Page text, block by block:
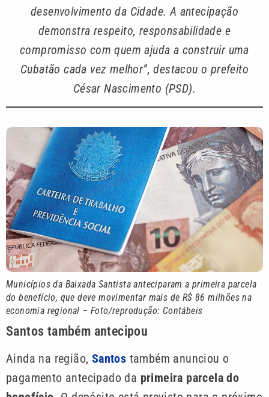
desenvolvimento da Cidade. A antecipação
demonstra respeito, responsabilidade e
compromisso com quem ajuda a construir uma
Cubatão cada vez melhor”, destacou o prefeito
César Nascimento (PSD).
Municípios da Baixada Santista anteciparam a primeira parcela
do benefício, que deve movimentar mais de R$ 86 milhões na
economia regional – Foto/reprodução: Contábeis
Santos também antecipou
Ainda na região, Santos também anunciou o
pagamento antecipado da primeira parcela do